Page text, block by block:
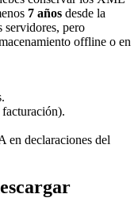
7 años desde la
servidores, pero
offline o en
en declaraciones del